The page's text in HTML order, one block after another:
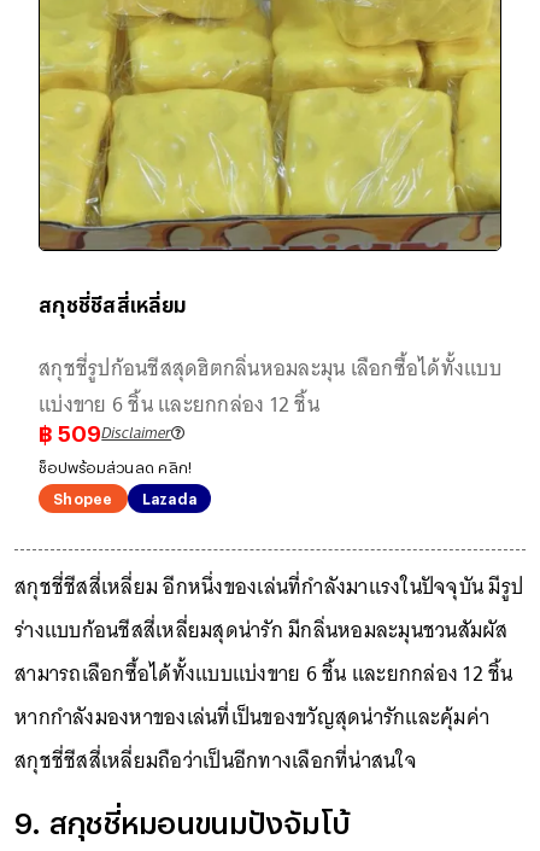
สกุชชี่ชีสสี่เหลี่ยม
สกุชชี่รูปก้อนชีสสุดฮิตกลิ่นหอมละมุน เลือกซื้อได้ทั้งแบบ
แบ่งขาย 6 ชิ้น และยกกล่อง 12 ชิ้น
฿ 509Disclaimer
ช็อปพร้อมส่วนลด คลิก!
Shopee
Lazada
สกุชชี่ชีสสี่เหลี่ยม อีกหนึ่งของเล่นที่กำลังมาแรงในปัจจุบัน มีรูป
ร่างแบบก้อนชีสสี่เหลี่ยมสุดน่ารัก มีกลิ่นหอมละมุนชวนสัมผัส
สามารถเลือกซื้อได้ทั้งแบบแบ่งขาย 6 ชิ้น และยกกล่อง 12 ชิ้น
หากกำลังมองหาของเล่นที่เป็นของขวัญสุดน่ารักและคุ้มค่า
สกุชชี่ชีสสี่เหลี่ยมถือว่าเป็นอีกทางเลือกที่น่าสนใจ
9. สกุชชี่หมอนขนมปังจัมโบ้